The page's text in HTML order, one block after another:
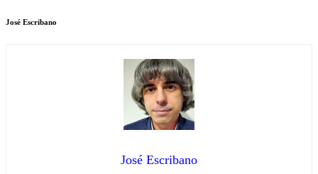
José Escribano
José Escribano